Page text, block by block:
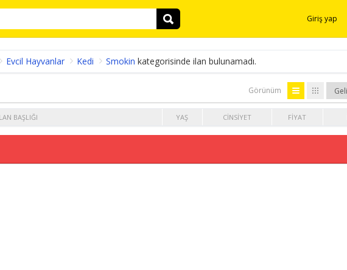
Giriş yap
Evcil Hayvanlar Kedi Smokin kategorisinde ilan bulunamadı.
Görünüm
BAŞLIĞI YAŞ CINSIYET FIYAT